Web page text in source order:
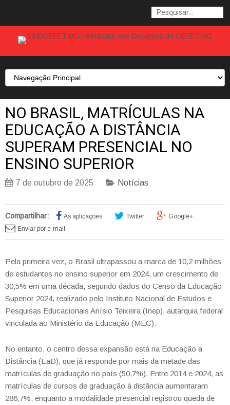
NO BRASIL, MATRÍCULAS NA
EDUCAÇÃO A DISTÂNCIA
SUPERAM PRESENCIAL NO
ENSINO SUPERIOR
7 de outubro de 2025 Notícias
Compartilhar: As aplicações Twitter
Google+
Enviar por e-mail
Pela primeira vez, o Brasil ultrapassou a marca de 10,2 milhões
de estudantes no ensino superior em 2024, um crescimento de
30,5% em uma década, segundo dados do Censo da Educação
Superior 2024, realizado pelo Instituto Nacional de Estudos e
Pesquisas Educacionais Anísio Teixeira (Inep), autarquia federal
vinculada ao Ministério da Educação (MEC).
No entanto, o centro dessa expansão está na Educação a
Distância (EaD), que já responde por mais da metade das
matrículas de graduação no país (50,7%). Entre 2014 e 2024, as
matrículas de cursos de graduação à distância aumentaram
286,7%, enquanto a modalidade presencial registrou queda de